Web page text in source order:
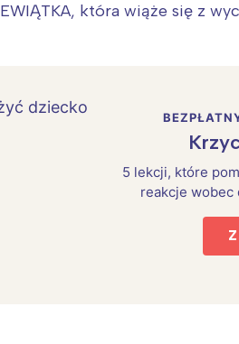
która wiąże się z
5 lekcji, które
reakcje